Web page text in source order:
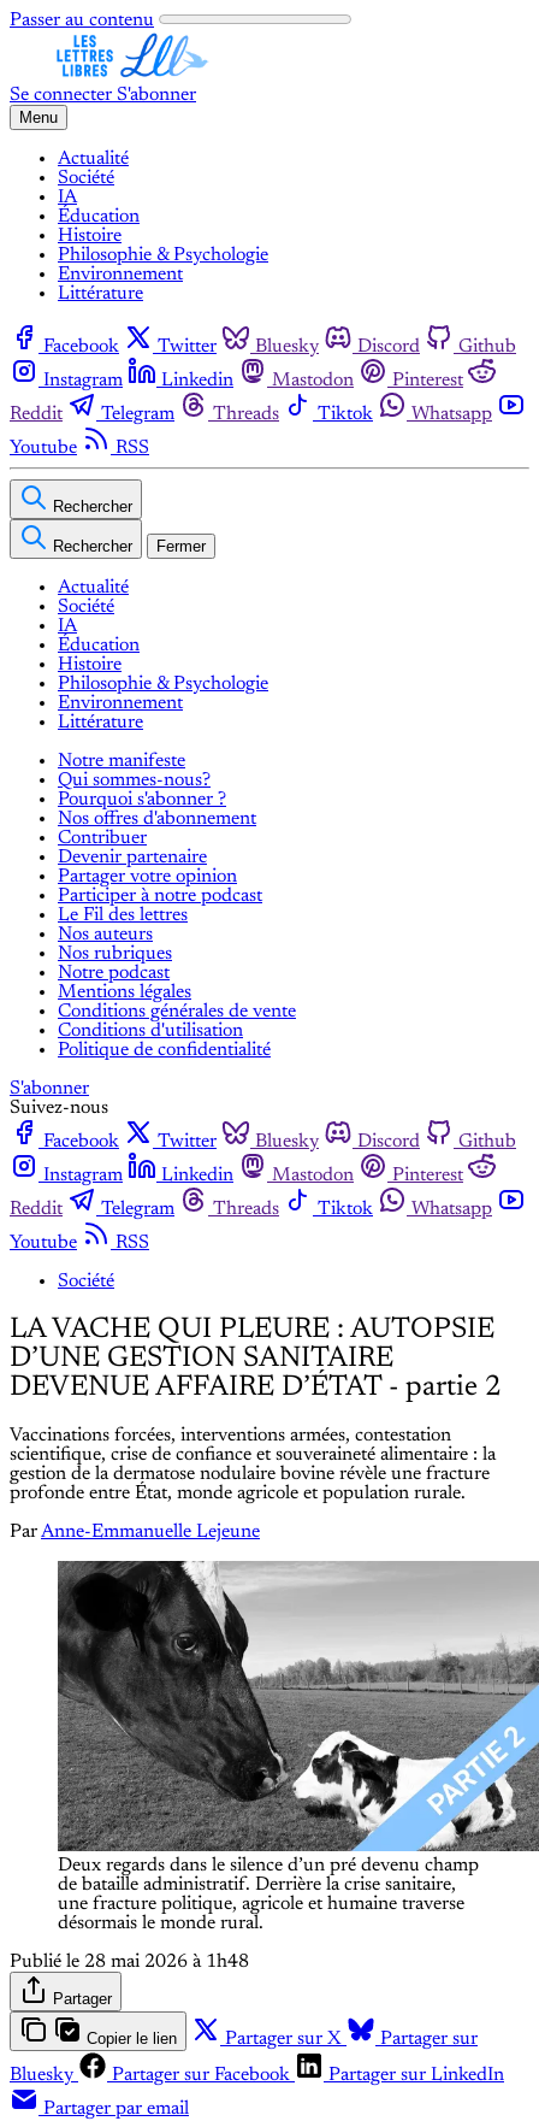
Passer au contenu
Se connecter S'abonner
Menu
Actualité
Société
IA
Éducation
Histoire
Philosophie & Psychologie
Environnement
Littérature
Facebook Twitter Bluesky Discord
Github
Instagram
Linkedin Mastodon
Pinterest
Reddit
Telegram Threads Tiktok
Whatsapp
Youtube
RSS
Rechercher
Rechercher Fermer
Actualité
Société
IA
Éducation
Histoire
Philosophie & Psychologie
Environnement
Littérature
Notre manifeste
Qui sommes-nous?
Pourquoi s'abonner ?
Nos offres d'abonnement
Contribuer
Devenir partenaire
Partager votre opinion
Participer à notre podcast
Le Fil des lettres
Nos auteurs
Nos rubriques
Notre podcast
Mentions légales
Conditions générales de vente
Conditions d'utilisation
Politique de confidentialité
S'abonner
Suivez-nous
Facebook
Twitter Bluesky Discord
Github
Instagram
Linkedin Mastodon
Pinterest
Reddit
Telegram Threads Tiktok
Whatsapp
Youtube
RSS
Société
LA VACHE QUI PLEURE : AUTOPSIE
D’UNE GESTION SANITAIRE
DEVENUE AFFAIRE D’ÉTAT - partie 2
Vaccinations forcées, interventions armées, contestation
scientifique, crise de confiance et souveraineté alimentaire : la
gestion de la dermatose nodulaire bovine révèle une fracture
profonde entre État, monde agricole et population rurale.
ParAnne-Emmanuelle Lejeune
Deux regards dans le silence d’un pré devenu champ
de bataille administratif. Derrière la crise sanitaire,
une fracture politique, agricole et humaine traverse
désormais le monde rural.
Publié le 28 mai 2026 à 1h48
Partager
Copier le lien Partager sur X
Partager sur
Bluesky
Partager sur Facebook
Partager sur LinkedIn
Partager par email